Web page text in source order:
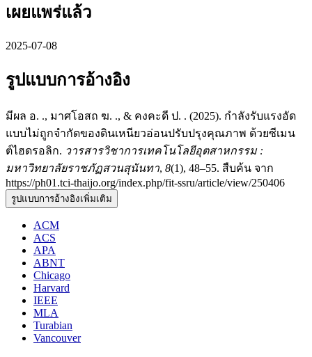
เผยแพร่แล้ว
2025-07-08
รูปแบบการอ้างอิง
มีผล อ. ., มาศโอสถ ฆ. ., & คงคะดี ป. . (2025). กำลังรับแรงอัด
แบบไม่ถูกจำกัดของดินเหนียวอ่อนปรับปรุงคุณภาพ ด้วยซีเมน
ต์ไฮดรอลิก. วารสารวิชาการเทคโนโลยีอุตสาหกรรม :
มหาวิทยาลัยราชภัฏสวนสุนันทา, 8(1), 48–55. สืบค้น จาก
https://ph01.tci-thaijo.org/index.php/fit-ssru/article/view/250406
รูปแบบการอ้างอิงเพิ่มเติม
ACM
ACS
APA
ABNT
Chicago
Harvard
IEEE
MLA
Turabian
Vancouver